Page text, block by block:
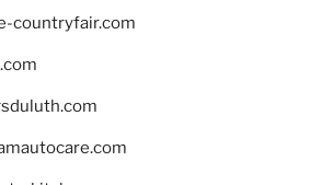
countryfair.com